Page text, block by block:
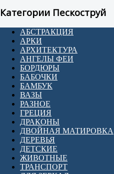
Категории Пескоструй
АБСТРАКЦИЯ
АРКИ
АРХИТЕКТУРА
АНГЕЛЫ ФЕИ
БОРДЮРЫ
БАБОЧКИ
БАМБУК
ВАЗЫ
РАЗНОЕ
ГРЕЦИЯ
ДРАКОНЫ
ДВОЙНАЯ МАТИРОВКА
ДЕРЕВЬЯ
ДЕТСКИЕ
ЖИВОТНЫЕ
ТРАНСПОРТ